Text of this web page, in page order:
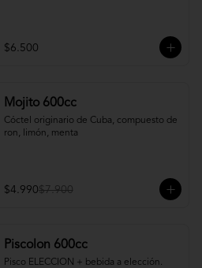
$6.500
Mojito 600cc
Cóctel originario de Cuba, compuesto de
ron, limón, menta
$4.990$7.900
Piscolon 600cc
Pisco ELECCION + bebida a elección.